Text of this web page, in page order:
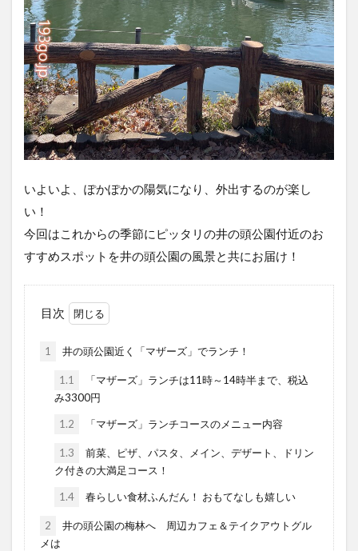
いよいよ、ぽかぽかの陽気になり、外出するのが楽し
い！
今回はこれからの季節にピッタリの井の頭公園付近のお
すすめスポットを井の頭公園の風景と共にお届け！
目次
1 井の頭公園近く「マザーズ」でランチ！
1.1
「マザーズ」ランチは11時～14時半まで、税込
み3300円
1.2 「マザーズ」ランチコースのメニュー内容
1.3
前菜、ピザ、パスタ、メイン、デザート、ドリン
ク付きの大満足コース！
1.4 春らしい食材ふんだん！ おもてなしも嬉しい
2
井の頭公園の梅林へ 周辺カフェ＆テイクアウトグル
メは